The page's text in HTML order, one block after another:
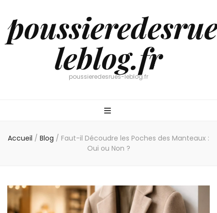
leblog.fr
poussieredesrues-leblog.fr
Accueil / Blog / Faut-il Découdre les Poches des Manteaux :
Oui ou Non ?